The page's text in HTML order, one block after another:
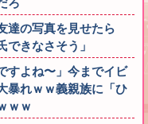
ろ
達の写真を見せたら
できなさそう」
すよね〜」今までイビ
暴れｗｗ義親族に「ひ
ｗｗ